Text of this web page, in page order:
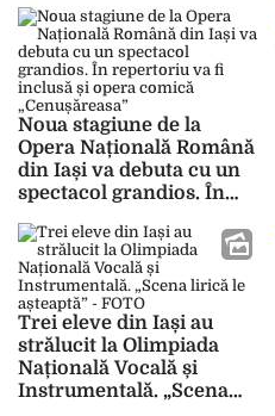
Noua stagiune de la
Opera Națională Română
din Iași va debuta cu un
spectacol grandios. În
opera comică
„Cenușăreasa”
Trei eleve din Iași au
strălucit la Olimpiada
Națională Vocală și
Instrumentală. „Scena